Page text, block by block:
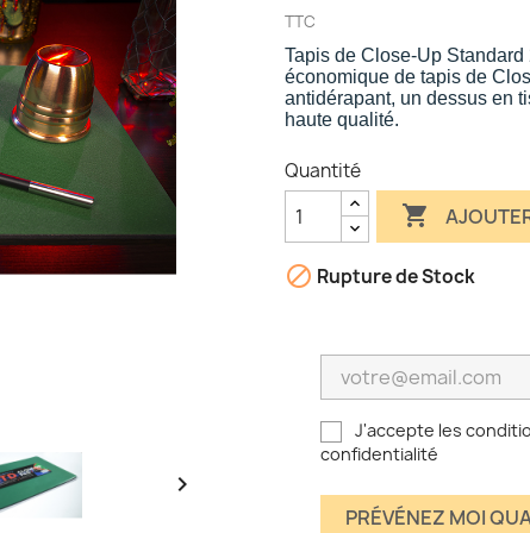

TTC
Tapis de Close-Up
économique de tapis de
antidérapant, un dessus en
haute qualité.
Quantité

 Rupture de Stock
J'accepte les
confidentialité
PRÉVÉNEZ MOI